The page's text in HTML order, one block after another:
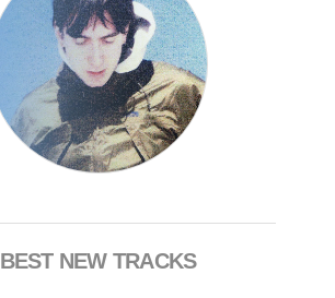
BEST NEW TRACKS